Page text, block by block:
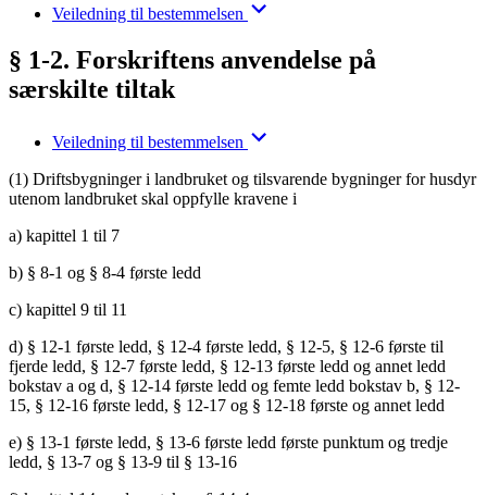
Veiledning til bestemmelsen
§ 1-2. Forskriftens anvendelse på
særskilte tiltak
Veiledning til bestemmelsen
(1) Driftsbygninger i landbruket og tilsvarende bygninger for husdyr
utenom landbruket skal oppfylle kravene i
a) kapittel 1 til 7
b) § 8-1 og § 8-4 første ledd
c) kapittel 9 til 11
d) § 12-1 første ledd, § 12-4 første ledd, § 12-5, § 12-6 første til
fjerde ledd, § 12-7 første ledd, § 12-13 første ledd og annet ledd
bokstav a og d, § 12-14 første ledd og femte ledd bokstav b, § 12-
15, § 12-16 første ledd, § 12-17 og § 12-18 første og annet ledd
e) § 13-1 første ledd, § 13-6 første ledd første punktum og tredje
ledd, § 13-7 og § 13-9 til § 13-16